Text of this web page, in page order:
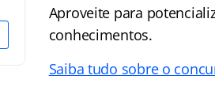
Aproveite para
conhecimentos.
Saiba tudo sobre o